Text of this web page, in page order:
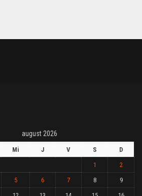
august 2026
Mi J V S
D
1
2
5 6 7 8
9